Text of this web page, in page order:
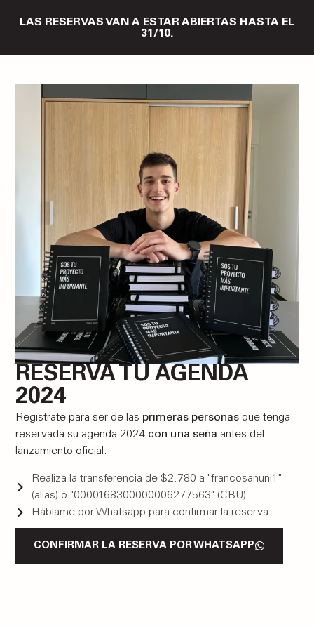
LAS RESERVAS VAN A ESTAR ABIERTAS HASTA EL
31/10.
RESERVÁ TU AGENDA
2024
Registrate para ser de las primeras personas que tenga
reservada su agenda 2024 con una seña antes del
lanzamiento oficial.
Realiza la transferencia de $2.780 a "francosanuni1"
(alias) o "0000168300000006277563" (CBU)
Háblame por Whatsapp para confirmar la reserva.
CONFIRMAR LA RESERVA POR WHATSAPP